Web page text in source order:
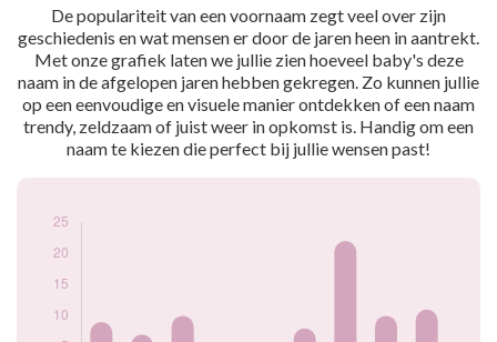
De populariteit van een voornaam zegt veel over zijn
geschiedenis en wat mensen er door de jaren heen in aantrekt.
Met onze grafiek laten we jullie zien hoeveel baby's deze
naam in de afgelopen jaren hebben gekregen. Zo kunnen jullie
op een eenvoudige en visuele manier ontdekken of een naam
trendy, zeldzaam of juist weer in opkomst is. Handig om een
naam te kiezen die perfect bij jullie wensen past!
Popularité du
année
2015
7
2017
10
2019
5
2020
5
2021
8
2022
22
10